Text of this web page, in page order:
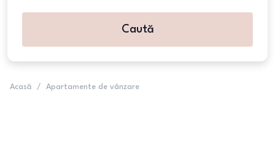
Caută
Acasă / Apartamente de vânzare